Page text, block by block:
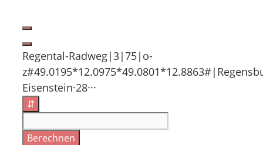
Regental-Radweg|3|75|o-
Eisenstein·28···
⇵
Berechnen